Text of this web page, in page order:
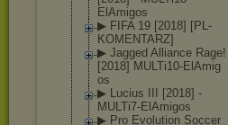
ElAmigos
▶ FIFA 19 [2018] [PL-
KOMENTARZ]
▶ Jagged Alliance Rage!
[2018] MULTi10-ElAmig
os
▶ Lucius III [2018] -
MULTi7-ElAmigos
▶ Pro Evolution Soccer